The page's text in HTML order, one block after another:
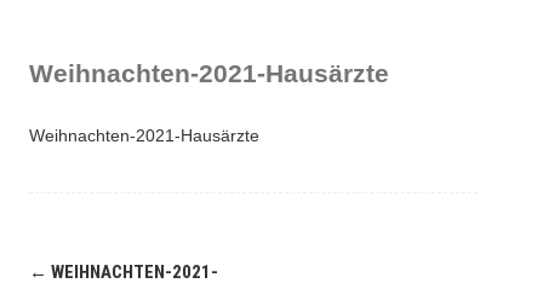
Weihnachten-2021-Hausärzte
Weihnachten-2021-Hausärzte
← WEIHNACHTEN-2021-